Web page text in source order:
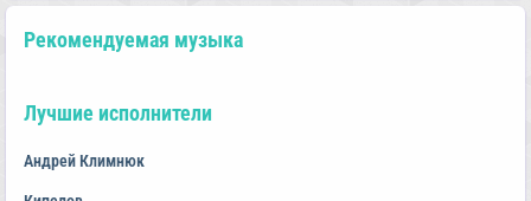
Рекомендуемая музыка
Лучшие исполнители
Андрей Климнюк